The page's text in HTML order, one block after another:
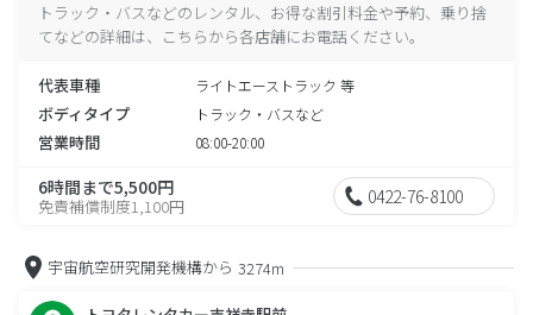
トラック・バスなどのレンタル、お得な割引料金や予約、乗り捨
てなどの詳細は、こちらから各店舗にお電話ください。
代表車種 ライトエーストラック 等
ボディタイプ トラック・バスなど
営業時間 08:00-20:00
6時間まで5,500円
免責補償制度1,100円 0422-76-8100
宇宙航空研究開発機構から 3274m